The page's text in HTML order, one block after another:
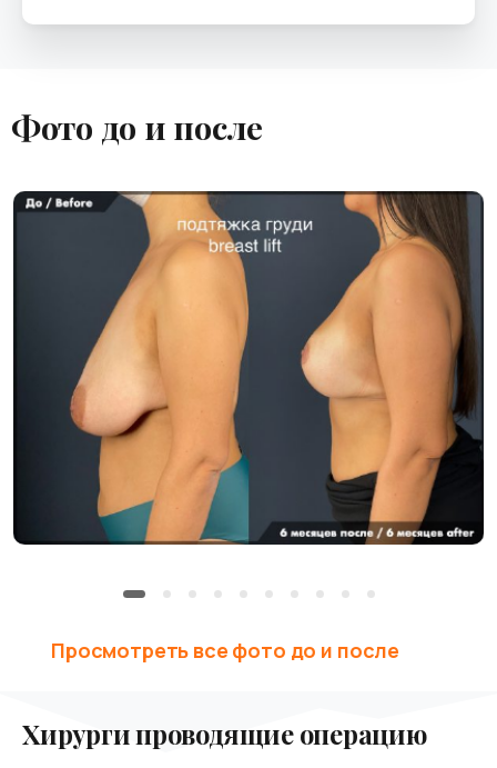
Фото до и после
Просмотреть все фото до и после
Хирургипроводящиеоперацию